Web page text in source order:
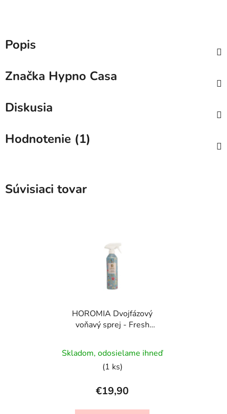
Popis
Značka Hypno Casa
Diskusia
Hodnotenie (1)
Súvisiaci tovar
HOROMIA Dvojfázový
voňavý sprej - Fresh
Skladom, odosielame ihneď
(1 ks)
€19,90